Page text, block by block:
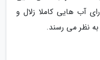
آب هایی کاملا زلال و
نظر می رسند.